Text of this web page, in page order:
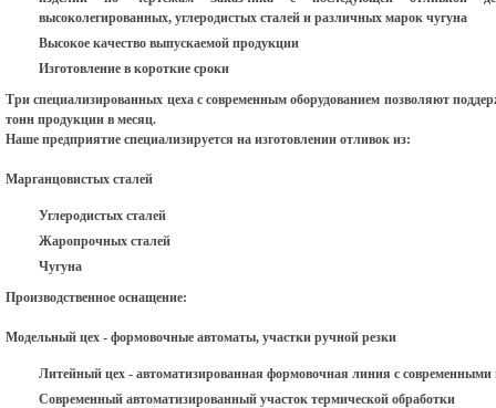
высоколегированных, углеродистых сталей и различных марок чугуна
Высокое качество выпускаемой продукции
Изготовление в короткие сроки
Три специализированных цеха с современным оборудованием позволяют
тонн продукции в месяц.
Наше предприятие специализируется на изготовлении отливок из:
Марганцовистых сталей
Углеродистых сталей
Жаропрочных сталей
Чугуна
Производственное оснащение:
Модельный цех - формовочные автоматы, участки ручной резки
Литейный цех - автоматизированная формовочная линия с
Современный автоматизированный участок термической обработки